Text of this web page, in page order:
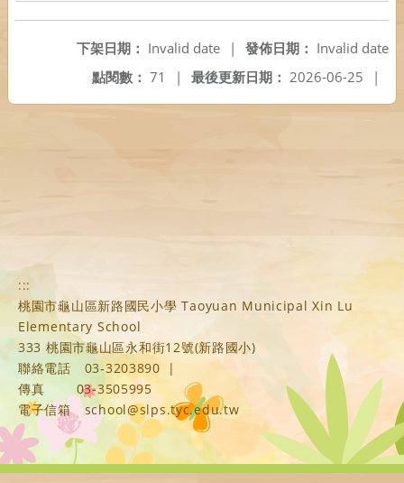
發佈日期： Invalid date
下架日期： Invalid date
|
最後更新日期： 2026-06-25 |
點閱數： 71 |
:::
桃園市龜山區新路國民小學 Taoyuan Municipal Xin Lu
Elementary School
333 桃園市龜山區永和街12號(新路國小)
聯絡電話
03-3203890
|
傳真
03-3505995
電子信箱
school@slps.tyc.edu.tw